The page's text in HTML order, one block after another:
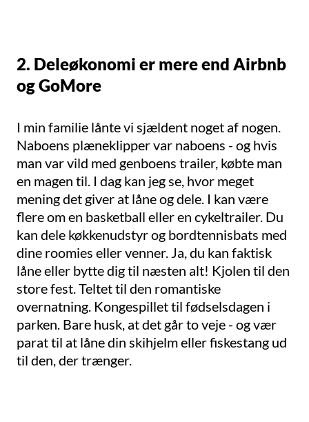
2. Deleøkonomi er mere end Airbnb
og GoMore
I min familie lånte vi sjældent noget af nogen.
Naboens plæneklipper var naboens - og hvis
man var vild med genboens trailer, købte man
en magen til. I dag kan jeg se, hvor meget
mening det giver at låne og dele. I kan være
flere om en basketball eller en cykeltrailer. Du
kan dele køkkenudstyr og bordtennisbats med
dine roomies eller venner. Ja, du kan faktisk
låne eller bytte dig til næsten alt! Kjolen til den
store fest. Teltet til den romantiske
overnatning. Kongespillet til fødselsdagen i
parken. Bare husk, at det går to veje - og vær
parat til at låne din skihjelm eller fiskestang ud
til den, der trænger.